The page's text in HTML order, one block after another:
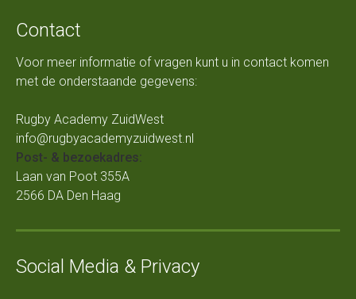
Contact
Voor meer informatie of vragen kunt u in contact komen
met de onderstaande gegevens:
Rugby Academy ZuidWest
info@rugbyacademyzuidwest.nl
Post- & bezoekadres:
Laan van Poot 355A
2566 DA Den Haag
Social Media & Privacy